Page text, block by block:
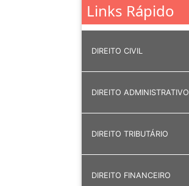
Links Rápido
DIREITO CIVIL
DIREITO ADMINISTRATIVO
DIREITO TRIBUTÁRIO
DIREITO FINANCEIRO